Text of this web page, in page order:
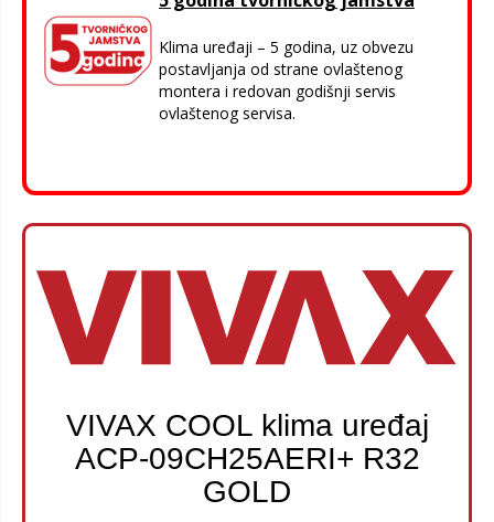
Klima uređaji – 5 godina, uz obvezu
postavljanja od strane ovlaštenog
montera i redovan godišnji servis
ovlaštenog servisa.
VIVAX COOL klima uređaj
ACP-09CH25AERI+ R32
GOLD